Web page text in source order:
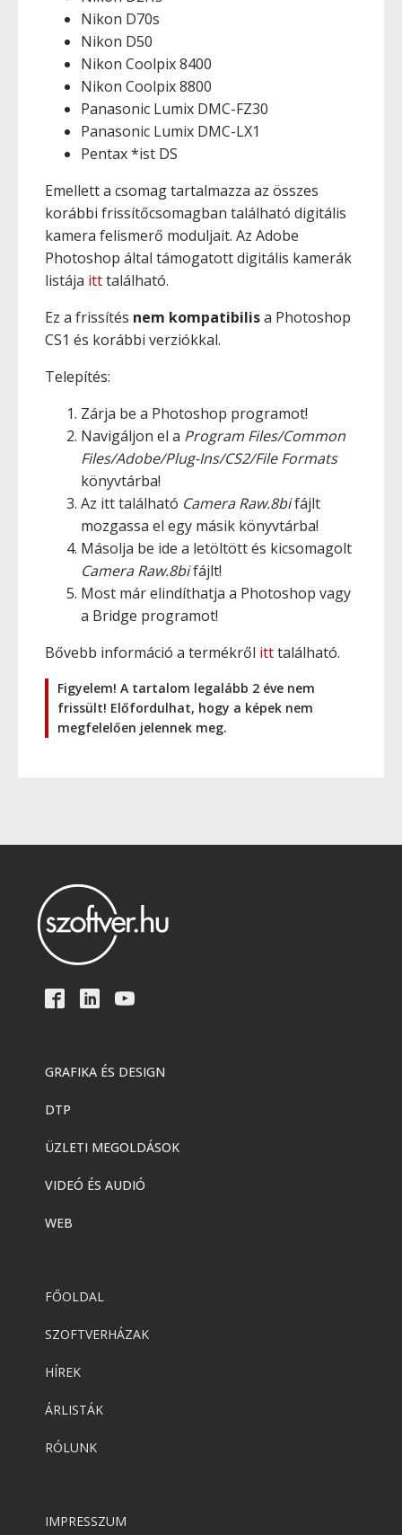
Nikon D70s
Nikon D50
Nikon Coolpix 8400
Nikon Coolpix 8800
Panasonic Lumix DMC-FZ30
Panasonic Lumix DMC-LX1
Pentax *ist DS
Emellett a csomag tartalmazza az összes
korábbi frissítőcsomagban található digitális
kamera felismerő moduljait. Az Adobe
Photoshop által támogatott digitális kamerák
listája itttalálható.
Ez a frissítés nem kompatibilisa Photoshop
CS1 és korábbi verziókkal.
Telepítés:
Zárja be a Photoshop programot!
Navigáljon el a Program Files/Common
Files/Adobe/Plug-Ins/CS2/File Formats
könyvtárba!
Az itt található Camera Raw.8bifájlt
mozgassa el egy másik könyvtárba!
Másolja be ide a letöltött és kicsomagolt
Camera Raw.8bifájlt!
Most már elindíthatja a Photoshop vagy
a Bridge programot!
Bővebb információ a termékről itttalálható.
Figyelem! A tartalom legalább 2 éve nem
frissült! Előfordulhat, hogy a képek nem
megfelelően jelennek meg.
GRAFIKA ÉS DESIGN
DTP
ÜZLETI MEGOLDÁSOK
VIDEÓ ÉS AUDIÓ
WEB
FŐOLDAL
SZOFTVERHÁZAK
HÍREK
ÁRLISTÁK
RÓLUNK
IMPRESSZUM